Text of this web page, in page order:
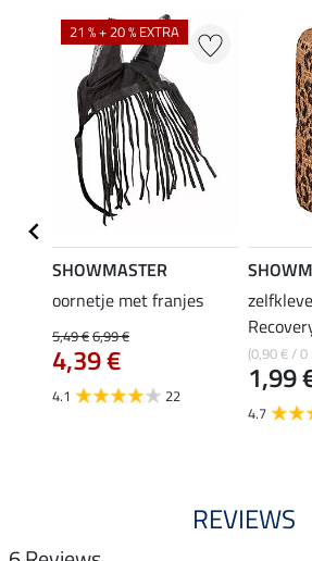
21 % + 20 % EXTRA
SHOWMASTER
oornetje met franjes
5,49 €6,99 €
4,39 €
4.1 22
(0,90 € / 0
1,99
4.7
REVIEWS